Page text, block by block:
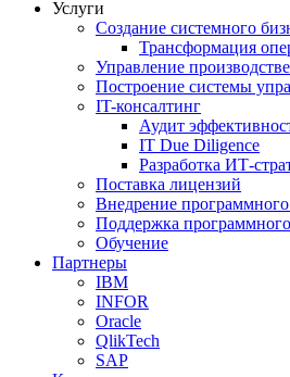
Услуги
Создание системного
Трансформация
Управление
Построение системы
IT-консалтинг
Аудит
IT Due Diligence
Разработка ИТ-
Поставка лицензий
Внедрение
Поддержка
Обучение
Партнеры
IBM
INFOR
Oracle
QlikTech
SAP